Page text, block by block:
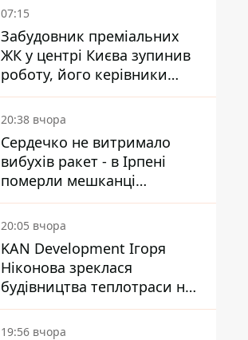
07:15
Забудовник преміальних
ЖК у центрі Києва зупинив
роботу, його керівники
втекли з України - Bihus.info
20:38 вчора
Сердечко не витримало
вибухів ракет - в Ірпені
померли мешканці
притулку для собак з
інвалідністю
20:05 вчора
KAN Development Ігоря
Ніконова зреклася
будівництва теплотраси на
Теремках
19:56 вчора